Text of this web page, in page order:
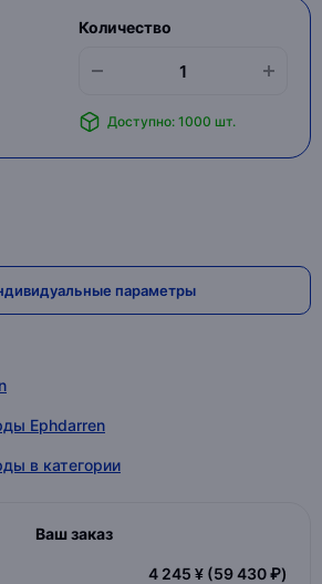
Количество
Доступно: 1000 шт.
параметры
Ephdarren
в категории
Ваш заказ
4 245 ¥ (59 430 ₽)